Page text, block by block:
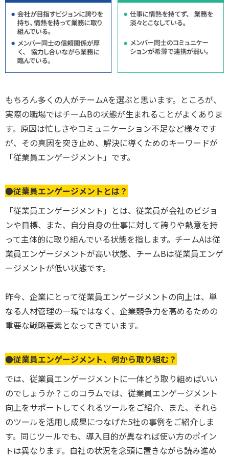
もちろん多くの人がチームAを選ぶと思います。ところが、
実際の職場ではチームBの状態が生まれることがよくありま
す。原因は忙しさやコミュニケーション不足など様々です
が、その真因を突き止め、解決に導くためのキーワードが
「従業員エンゲージメント」です。
●従業員エンゲージメントとは？
「従業員エンゲージメント」とは、従業員が会社のビジョ
ンや目標、また、自分自身の仕事に対して誇りや熱意を持
って主体的に取り組んでいる状態を指します。チームAは従
業員エンゲージメントが高い状態、チームBは従業員エンゲ
ージメントが低い状態です。
昨今、企業にとって従業員エンゲージメントの向上は、単
なる人材管理の一環ではなく、企業競争力を高めるための
重要な戦略要素となってきています。
●従業員エンゲージメント、何から取り組む？
では、従業員エンゲージメントに一体どう取り組めばいい
のでしょうか？このコラムでは、従業員エンゲージメント
向上をサポートしてくれるツールをご紹介、また、それら
のツールを活用し成果につなげた5社の事例をご紹介しま
す。 同じツールでも、導入目的が異なれば使い方のポイン
トは異なります。自社の状況を念頭に置きながら読み進め